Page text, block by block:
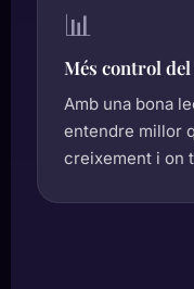
📊
Més control
Amb una bona
entendre millor
creixement i on